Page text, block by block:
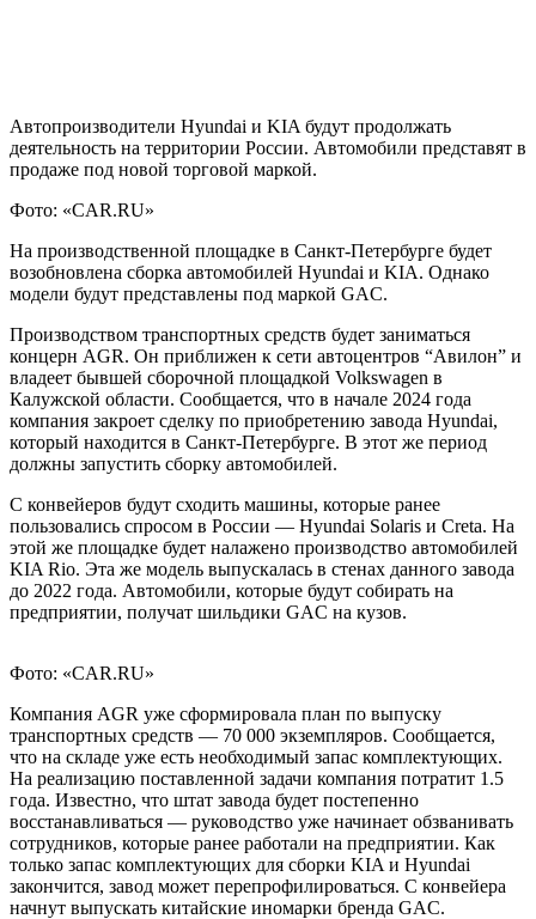
Автопроизводители Hyundai и KIA будут продолжать
деятельность на территории России. Автомобили представят в
продаже под новой торговой маркой.
Фото: «CAR.RU»
На производственной площадке в Санкт-Петербурге будет
возобновлена сборка автомобилей Hyundai и KIA. Однако
модели будут представлены под маркой GAC.
Производством транспортных средств будет заниматься
концерн AGR. Он приближен к сети автоцентров “Авилон” и
владеет бывшей сборочной площадкой Volkswagen в
Калужской области. Сообщается, что в начале 2024 года
компания закроет сделку по приобретению завода Hyundai,
который находится в Санкт-Петербурге. В этот же период
должны запустить сборку автомобилей.
С конвейеров будут сходить машины, которые ранее
пользовались спросом в России — Hyundai Solaris и Creta. На
этой же площадке будет налажено производство автомобилей
KIA Rio. Эта же модель выпускалась в стенах данного завода
до 2022 года. Автомобили, которые будут собирать на
предприятии, получат шильдики GAC на кузов.
Фото: «CAR.RU»
Компания AGR уже сформировала план по выпуску
транспортных средств — 70 000 экземпляров. Сообщается,
что на складе уже есть необходимый запас комплектующих.
На реализацию поставленной задачи компания потратит 1.5
года. Известно, что штат завода будет постепенно
восстанавливаться — руководство уже начинает обзванивать
сотрудников, которые ранее работали на предприятии. Как
только запас комплектующих для сборки KIA и Hyundai
закончится, завод может перепрофилироваться. С конвейера
начнут выпускать китайские иномарки бренда GAC.